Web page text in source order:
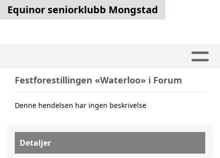
Equinor seniorklubb Mongstad
Festforestillingen «Waterloo» i Forum
Denne hendelsen har ingen beskrivelse
Detaljer